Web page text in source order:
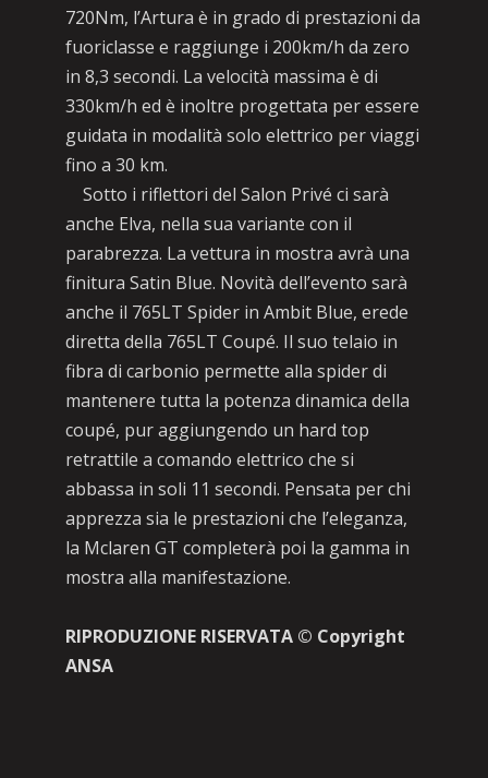
720Nm, l’Artura è in grado di prestazioni da
fuoriclasse e raggiunge i 200km/h da zero
in 8,3 secondi. La velocità massima è di
330km/h ed è inoltre progettata per essere
guidata in modalità solo elettrico per viaggi
fino a 30 km.
Sotto i riflettori del Salon Privé ci sarà
anche Elva, nella sua variante con il
parabrezza. La vettura in mostra avrà una
finitura Satin Blue. Novità dell’evento sarà
anche il 765LT Spider in Ambit Blue, erede
diretta della 765LT Coupé. Il suo telaio in
fibra di carbonio permette alla spider di
mantenere tutta la potenza dinamica della
coupé, pur aggiungendo un hard top
retrattile a comando elettrico che si
abbassa in soli 11 secondi. Pensata per chi
apprezza sia le prestazioni che l’eleganza,
la Mclaren GT completerà poi la gamma in
mostra alla manifestazione.
RIPRODUZIONE RISERVATA © Copyright
ANSA